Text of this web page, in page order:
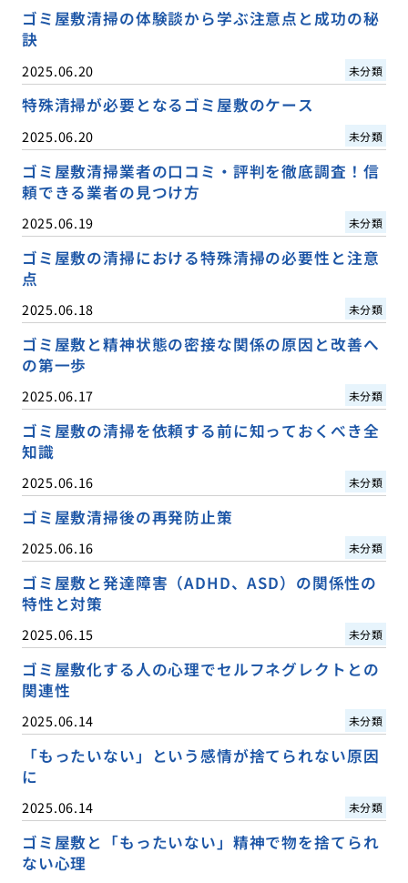
ゴミ屋敷清掃の体験談から学ぶ注意点と成功の秘
訣
2025.06.20 未分類
特殊清掃が必要となるゴミ屋敷のケース
2025.06.20 未分類
ゴミ屋敷清掃業者の口コミ・評判を徹底調査！信
頼できる業者の見つけ方
2025.06.19 未分類
ゴミ屋敷の清掃における特殊清掃の必要性と注意
点
2025.06.18 未分類
ゴミ屋敷と精神状態の密接な関係の原因と改善へ
の第一歩
2025.06.17 未分類
ゴミ屋敷の清掃を依頼する前に知っておくべき全
知識
2025.06.16 未分類
ゴミ屋敷清掃後の再発防止策
2025.06.16 未分類
ゴミ屋敷と発達障害（ADHD、ASD）の関係性の
特性と対策
2025.06.15 未分類
ゴミ屋敷化する人の心理でセルフネグレクトとの
関連性
2025.06.14 未分類
「もったいない」という感情が捨てられない原因
に
2025.06.14 未分類
ゴミ屋敷と「もったいない」精神で物を捨てられ
ない心理